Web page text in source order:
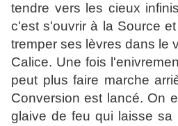
tendre vers les cieux
c'est s'ouvrir à la Source
tremper ses lèvres dans le
Calice. Une fois
peut plus faire marche
Conversion est lancé. On
glaive de feu qui laisse sa